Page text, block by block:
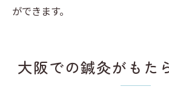
ができます。
大阪での鍼灸がもた